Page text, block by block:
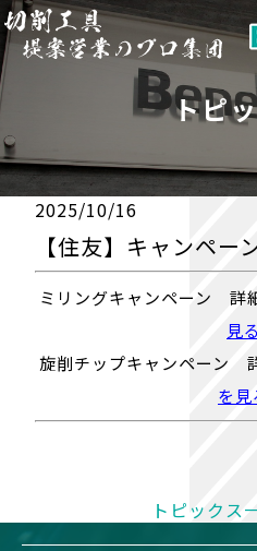
トピ
2025/10/16
【住友】キャンペー
ミリングキャンペーン 詳
見る
旋削チップキャンペーン
を見
トピックス